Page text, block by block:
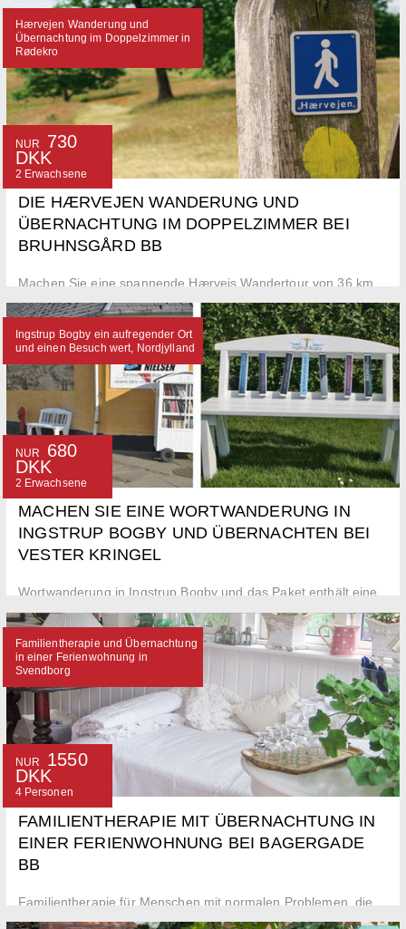
DIE HÆRVEJEN WANDERUNG UND
ÜBERNACHTUNG IM DOPPELZIMMER BEI
BRUHNSGÅRD BB
Machen Sie eine spannende Hærvejs Wandertour von 36 km
und übernachten in einem Doppelzimmer im Bruhnsgård BB in
Rødekro
Hærvejen Wanderung und
Übernachtung im Doppelzimmer in
Rødekro
NUR
730
DKK
2 Erwachsene
MACHEN SIE EINE WORTWANDERUNG IN
INGSTRUP BOGBY UND ÜBERNACHTEN BEI
VESTER KRINGEL
Wortwanderung in Ingstrup Bogby und das Paket enthält eine
Übernachtung bei Vester Kringel und eine Führungen rund um
die Stadt
Ingstrup Bogby ein aufregender Ort
und einen Besuch wert, Nordjylland
NUR
680
DKK
2 Erwachsene
FAMILIENTHERAPIE MIT ÜBERNACHTUNG IN
EINER FERIENWOHNUNG BEI BAGERGADE
BB
Familientherapie für Menschen mit normalen Problemen, die
zu groß geworden sind. Inklusive Übernachtung für 4 Personen
Familientherapie und Übernachtung
in einer Ferienwohnung in
Svendborg
NUR
1550
DKK
4 Personen